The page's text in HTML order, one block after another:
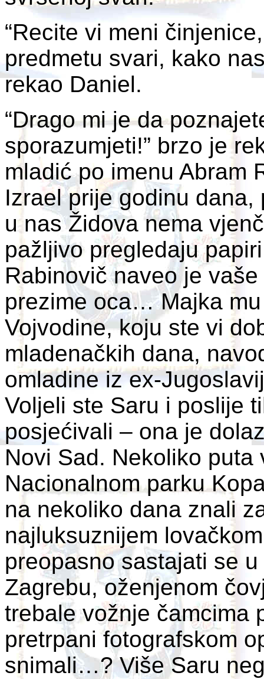
“Recite vi meni
predmetu svari, kako
rekao Daniel.
“Drago mi je da
sporazumjeti!” brzo je
mladić po imenu Abram
Izrael prije godinu
u nas Židova nema
pažljivo pregledaju
Rabinovič naveo je
prezime oca… Majka
Vojvodine, koju ste vi
mladenačkih dana,
omladine iz ex-
Voljeli ste Saru i poslije
posjećivali – ona je
Novi Sad. Nekoliko
Nacionalnom parku
na nekoliko dana znali
najluksuznijem
preopasno sastajati se
Zagrebu, oženjenom
trebale vožnje čamcima
pretrpani fotografskom
snimali…? Više Saru